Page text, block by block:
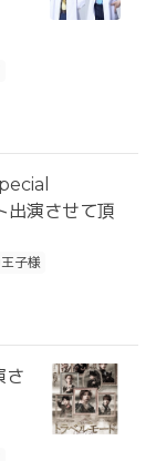
演させて頂
子様
さ